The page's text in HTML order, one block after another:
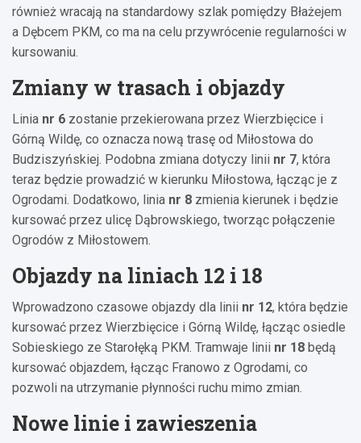
również wracają na standardowy szlak pomiędzy Błażejem
a Dębcem PKM, co ma na celu przywrócenie regularności w
kursowaniu.
Zmiany w trasach i objazdy
Linia nr 6 zostanie przekierowana przez Wierzbięcice i
Górną Wildę, co oznacza nową trasę od Miłostowa do
Budziszyńskiej. Podobna zmiana dotyczy linii nr 7, która
teraz będzie prowadzić w kierunku Miłostowa, łącząc je z
Ogrodami. Dodatkowo, linia nr 8 zmienia kierunek i będzie
kursować przez ulicę Dąbrowskiego, tworząc połączenie
Ogrodów z Miłostowem.
Objazdy na liniach 12 i 18
Wprowadzono czasowe objazdy dla linii nr 12, która będzie
kursować przez Wierzbięcice i Górną Wildę, łącząc osiedle
Sobieskiego ze Starołęką PKM. Tramwaje linii nr 18 będą
kursować objazdem, łącząc Franowo z Ogrodami, co
pozwoli na utrzymanie płynności ruchu mimo zmian.
Nowe linie i zawieszenia